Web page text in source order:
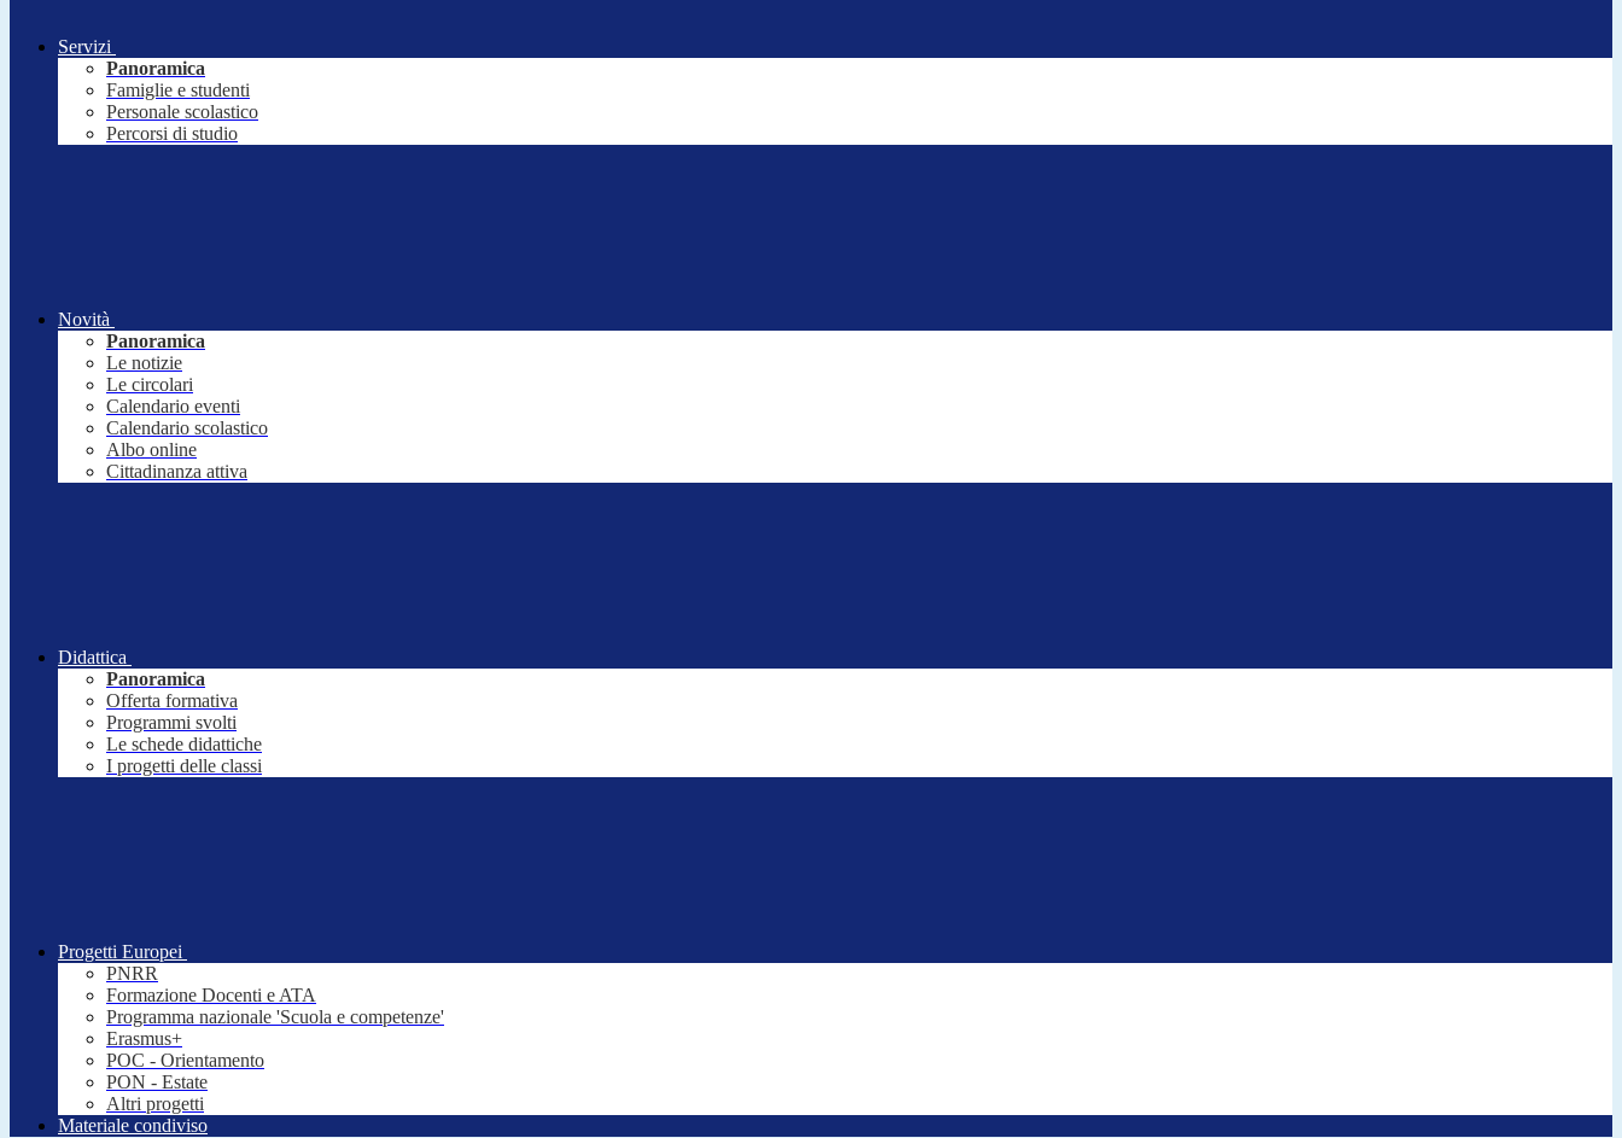
Servizi
Panoramica
Famiglie e studenti
Personale scolastico
Percorsi di studio
Novità
Panoramica
Le notizie
Le circolari
Calendario eventi
Calendario scolastico
Albo online
Cittadinanza attiva
Didattica
Panoramica
Offerta formativa
Programmi svolti
Le schede didattiche
I progetti delle classi
Progetti Europei
PNRR
Formazione Docenti e ATA
Programma nazionale 'Scuola e competenze'
Erasmus+
POC - Orientamento
PON - Estate
Altri progetti
Materiale condiviso